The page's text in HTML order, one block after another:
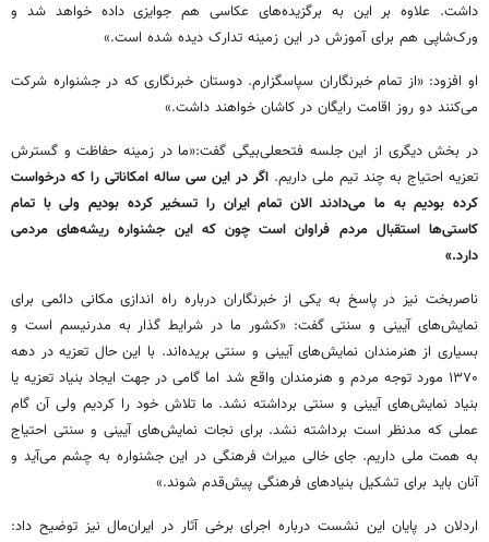
داشت. علاوه بر این به برگزیده‌های عکاسی هم جوایزی داده خواهد شد و
ورک‌شاپی هم برای آموزش در این زمینه تدارک دیده شده است.»
او افزود: «از تمام خبرنگاران سپاسگزارم. دوستان خبرنگاری که در جشنواره شرکت
می‌کنند دو روز اقامت رایگان در کاشان خواهند داشت.»
در بخش دیگری از این جلسه فتحعلی‌بیگی گفت:«ما در زمینه حفاظت و گسترش
تعزیه احتیاج به چند تیم ملی داریم. اگر در این سی ساله امکاناتی را که درخواست
کرده‌ بودیم به ما می‌دادند الان تمام ایران را تسخیر کرده بودیم ولی با تمام
کاستی‌ها استقبال مردم فراوان است چون که این جشنواره ریشه‌های مردمی
دارد.»
ناصربخت نیز در پاسخ به یکی از خبرنگاران درباره راه اندازی مکانی دائمی برای
نمایش‌های آیینی و سنتی گفت: «کشور ما در شرایط گذار به مدرنیسم است و
بسیاری از هنرمندان نمایش‌های آیینی و سنتی بریده‌اند. با این حال تعزیه در دهه
۱۳۷۰ مورد توجه مردم و هنرمندان واقع شد اما گامی در جهت ایجاد بنیاد تعزیه یا
بنیاد نمایش‌های آیینی و سنتی برداشته نشد. ما تلاش‌ خود را کردیم ولی آن گام
عملی که مدنظر است برداشته نشد. برای نجات نمایش‌های آیینی و سنتی احتیاج
به همت ملی داریم. جای خالی میراث فرهنگی در این جشنواره به چشم می‌آید و
آنان باید برای تشکیل بنیادهای فرهنگی پیش‌قدم شوند.»
اردلان در پایان این نشست درباره اجرای برخی آثار در ایران‌مال نیز توضیح داد: